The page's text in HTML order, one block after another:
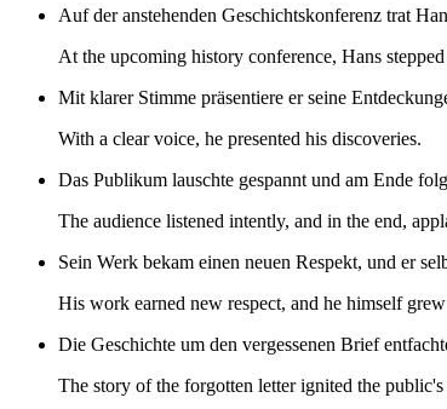
Auf der anstehenden Geschichtskonferenz trat
At the upcoming history conference, Hans
Mit klarer Stimme präsentiere er seine
With a clear voice, he presented his discoveries.
Das Publikum lauschte gespannt und am Ende
The audience listened intently, and in the end,
Sein Werk bekam einen neuen Respekt, und er
His work earned new respect, and he himself
Die Geschichte um den vergessenen Brief
The story of the forgotten letter ignited the